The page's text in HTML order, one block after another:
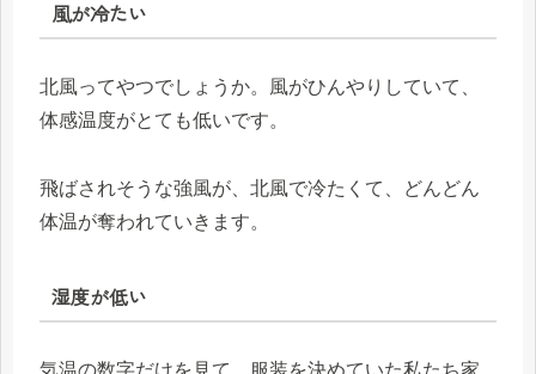
風が冷たい
北風ってやつでしょうか。風がひんやりしていて、
体感温度がとても低いです。
飛ばされそうな強風が、北風で冷たくて、どんどん
体温が奪われていきます。
湿度が低い
気温の数字だけを見て、服装を決めていた私たち家